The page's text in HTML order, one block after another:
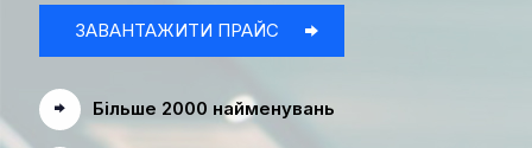
ЗАВАНТАЖИТИ ПРАЙС
Більше 2000 найменувань